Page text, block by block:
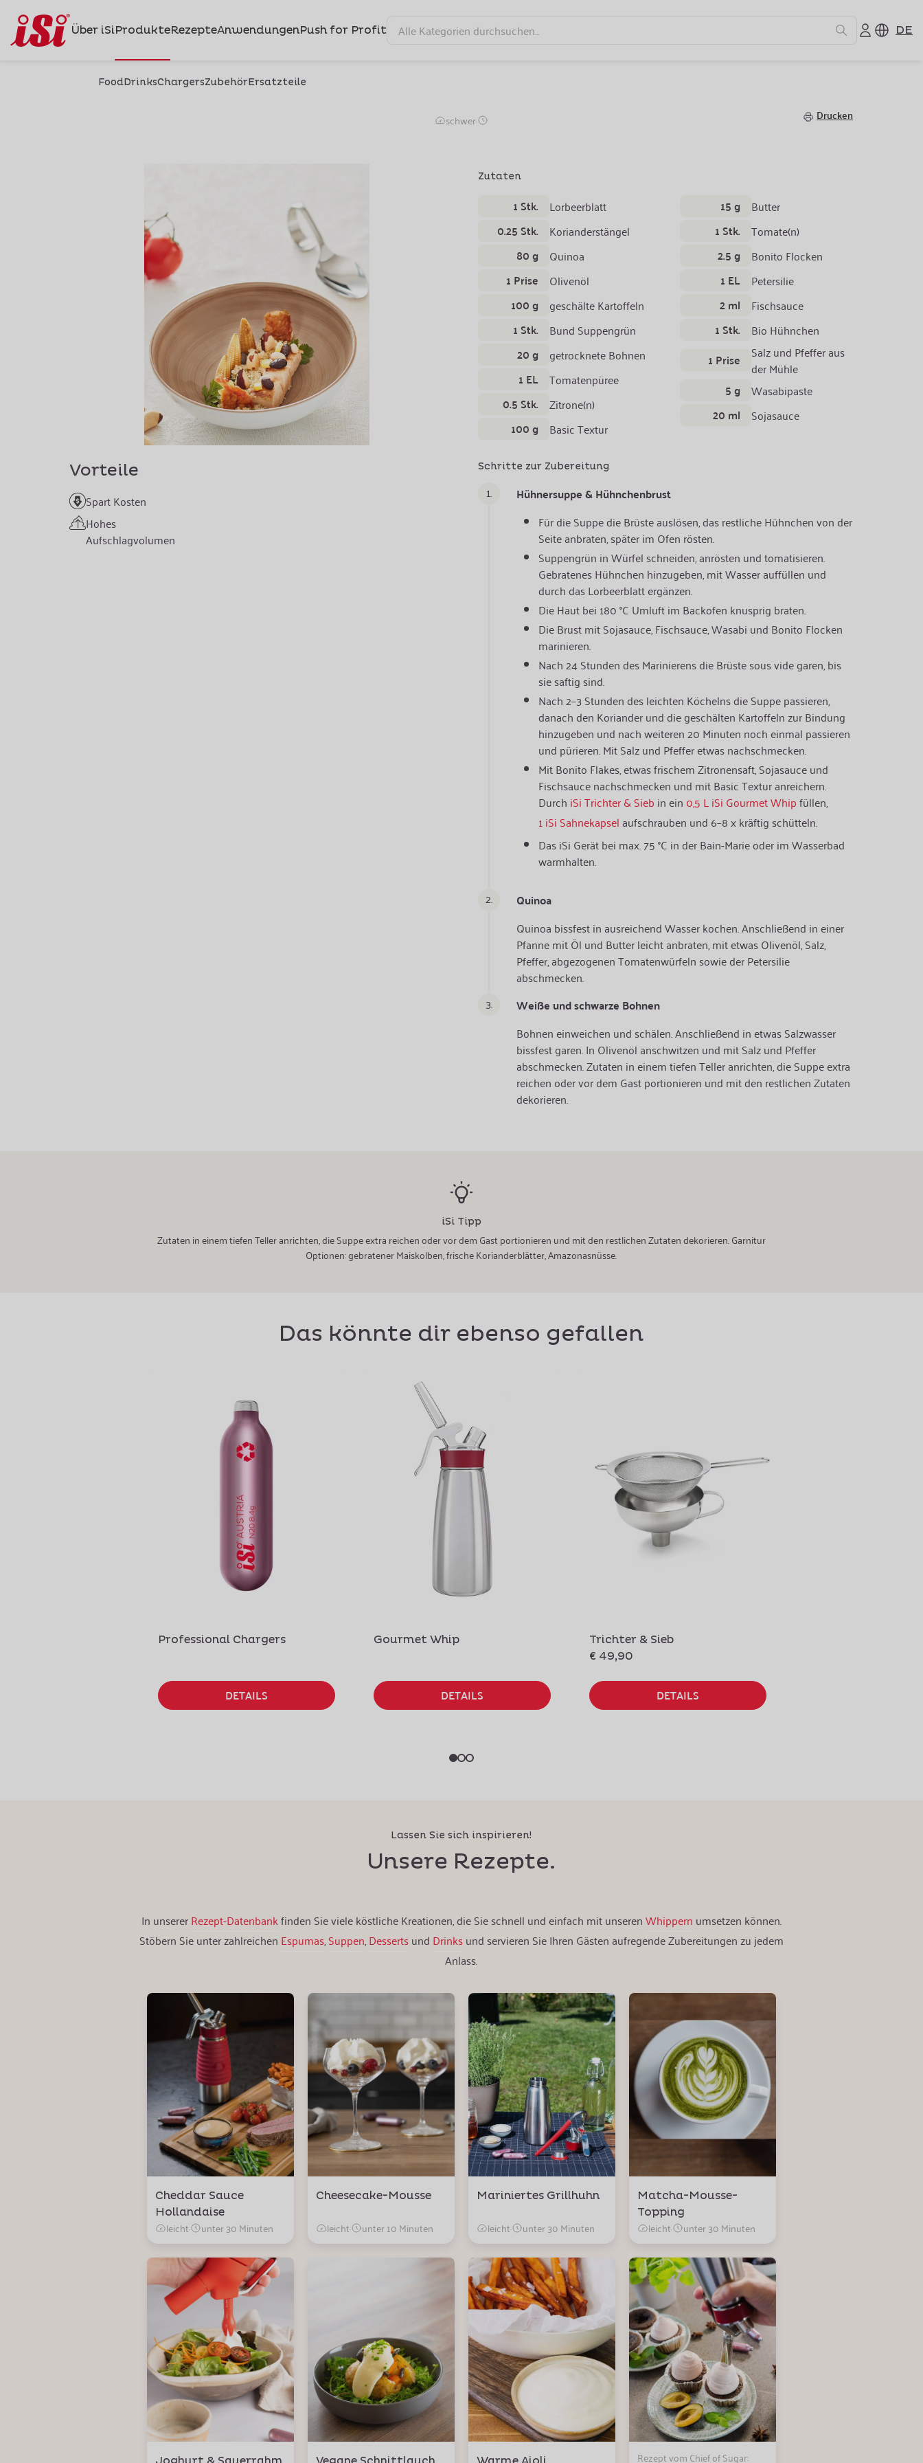
Über iSiProdukteRezepteAnwendungenPush for Profit DE
FoodDrinksChargersZubehörErsatzteilePollo - Quinoa - Bohnen
schwer· Drucken
Vorteile
Spart Kosten
Hohes
Aufschlagvolumen
Zutaten
1 Stk. Lorbeerblatt
0.25 Stk. Korianderstängel
80 g Quinoa
1 Prise Olivenöl
100 g geschälte Kartoffeln
1 Stk. Bund Suppengrün
20 g getrocknete Bohnen
1 EL Tomatenpüree
0.5 Stk. Zitrone(n)
100 g Basic Textur
15 g Butter
1 Stk. Tomate(n)
2.5 g Bonito Flocken
1 EL Petersilie
2 ml Fischsauce
1 Stk. Bio Hühnchen
1 Prise
Salz und Pfeffer aus
der Mühle
5 g Wasabipaste
20 ml Sojasauce
Schritte zur Zubereitung
1. Hühnersuppe & Hühnchenbrust
Für die Suppe die Brüste auslösen, das restliche Hühnchen von der
Seite anbraten, später im Ofen rösten.
Suppengrün in Würfel schneiden, anrösten und tomatisieren.
Gebratenes Hühnchen hinzugeben, mit Wasser auffüllen und
durch das Lorbeerblatt ergänzen.
Die Haut bei 180 °C Umluft im Backofen knusprig braten.
Die Brust mit Sojasauce, Fischsauce, Wasabi und Bonito Flocken
marinieren.
Nach 24 Stunden des Marinierens die Brüste sous vide garen, bis
sie saftig sind.
Nach 2–3 Stunden des leichten Köchelns die Suppe passieren,
danach den Koriander und die geschälten Kartoffeln zur Bindung
hinzugeben und nach weiteren 20 Minuten noch einmal passieren
und pürieren. Mit Salz und Pfeffer etwas nachschmecken.
Mit Bonito Flakes, etwas frischem Zitronensaft, Sojasauce und
Fischsauce nachschmecken und mit Basic Textur anreichern.
Durch iSi Trichter & Sieb in ein 0,5 L iSi Gourmet Whipfüllen,
1 iSi Sahnekapsel aufschrauben und 6–8 x kräftig schütteln.
Das iSi Gerät bei max. 75 °C in der Bain-Marie oder im Wasserbad
warmhalten.
2.
Quinoa
Quinoa bissfest in ausreichend Wasser kochen. Anschließend in einer
Pfanne mit Öl und Butter leicht anbraten, mit etwas Olivenöl, Salz,
Pfeffer, abgezogenen Tomatenwürfeln sowie der Petersilie
abschmecken.
3.
Weiße und schwarze Bohnen
Bohnen einweichen und schälen. Anschließend in etwas Salzwasser
bissfest garen. In Olivenöl anschwitzen und mit Salz und Pfeffer
abschmecken. Zutaten in einem tiefen Teller anrichten, die Suppe extra
reichen oder vor dem Gast portionieren und mit den restlichen Zutaten
dekorieren.
iSi Tipp
Zutaten in einem tiefen Teller anrichten, die Suppe extra reichen oder vor dem Gast portionieren und mit den restlichen Zutaten dekorieren. Garnitur
Optionen: gebratener Maiskolben, frische Korianderblätter, Amazonasnüsse.
Das könnte dir ebenso gefallen
Professional Chargers
DETAILS
Gourmet Whip
DETAILS
Trichter & Sieb
€ 49,90
DETAILS
Lassen Sie sich inspirieren!
Unsere Rezepte.
In unsererRezept-Datenbankfinden Sie viele köstliche Kreationen, die Sie schnell und einfach mit unserenWhippern umsetzen können.
Stöbern Sie unter zahlreichen Espumas,Suppen,Dessertsund Drinksund servieren Sie Ihren Gästen aufregende Zubereitungen zu jedem
Anlass.
Cheddar Sauce
Hollandaise
leicht· unter 30 Minuten
Cheesecake-Mousse
leicht· unter 10 Minuten
Mariniertes Grillhuhn
leicht· unter 30 Minuten
Matcha-Mousse-
Topping
leicht· unter 30 Minuten
Rezept vom Chief of Sugar: